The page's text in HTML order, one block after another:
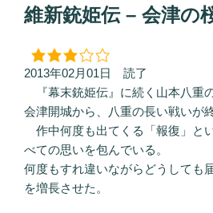
稿
日:
維新銃姫伝 – 会津の
2013年02月01日 読了
『幕末銃姫伝』に続く山本八重の
会津開城から、八重の長い戦いが
作中何度も出てくる「報復」と
べての思いを包んでいる。
何度もすれ違いながらどうしても
を増長させた。